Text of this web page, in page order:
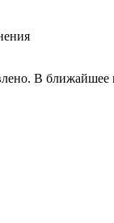
В ближайшее